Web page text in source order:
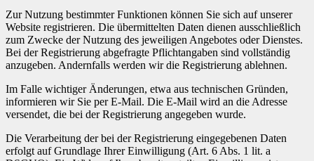
Zur Nutzung bestimmter Funktionen können Sie sich auf unserer
Website registrieren. Die übermittelten Daten dienen ausschließlich
zum Zwecke der Nutzung des jeweiligen Angebotes oder Dienstes.
Bei der Registrierung abgefragte Pflichtangaben sind vollständig
anzugeben. Andernfalls werden wir die Registrierung ablehnen.
Im Falle wichtiger Änderungen, etwa aus technischen Gründen,
informieren wir Sie per E-Mail. Die E-Mail wird an die Adresse
versendet, die bei der Registrierung angegeben wurde.
Die Verarbeitung der bei der Registrierung eingegebenen Daten
erfolgt auf Grundlage Ihrer Einwilligung (Art. 6 Abs. 1 lit. a